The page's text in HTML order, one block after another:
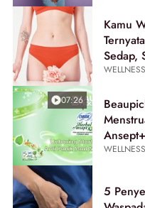
Kamu
Sedap,
WELLNESS
07:26
Ansept+
WELLNESS
5